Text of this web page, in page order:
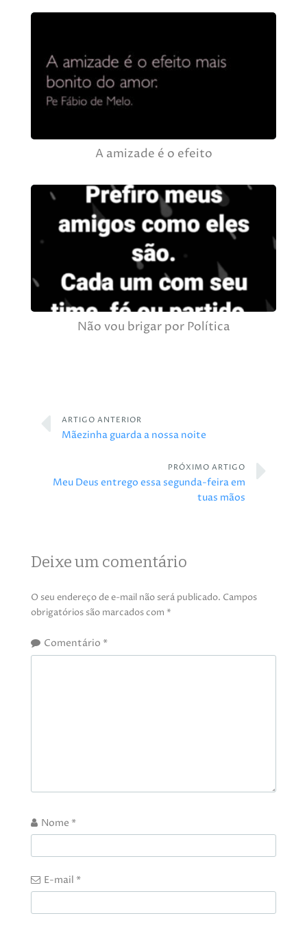
A amizade é o efeito
Não vou brigar por Política
ARTIGO ANTERIOR
Mãezinha guarda a nossa noite
PRÓXIMO ARTIGO
Meu Deus entrego essa segunda-feira em
tuas mãos
Deixe um comentário
O seu endereço de e-mail não será publicado. Campos
obrigatórios são marcados com *
Comentário *
Nome *
E-mail *